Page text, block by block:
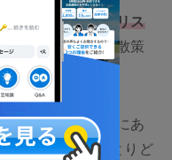
園内東部のイギリス
長閑な町並みを散策
ニー公園事務所にあ
。庭にある色とりど